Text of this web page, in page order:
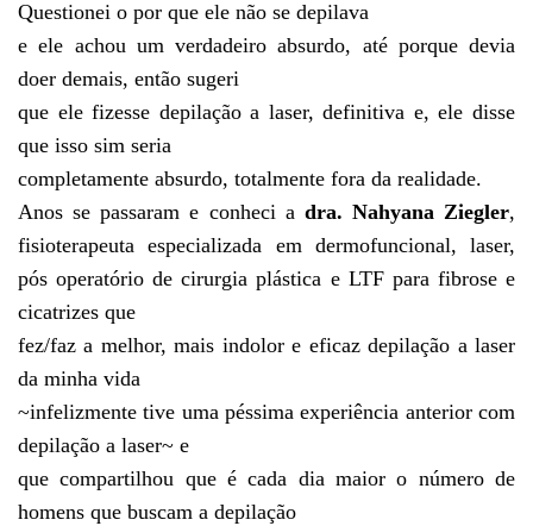
Questionei o por que ele não se depilava
e ele achou um verdadeiro absurdo, até porque devia
doer demais, então sugeri
que ele fizesse depilação a laser, definitiva e, ele disse
que isso sim seria
completamente absurdo, totalmente fora da realidade.
Anos se passaram e conheci a dra. Nahyana Ziegler,
fisioterapeuta especializada em dermofuncional, laser,
pós operatório de cirurgia plástica e LTF para fibrose e
cicatrizes que
fez/faz a melhor, mais indolor e eficaz depilação a laser
da minha vida
~infelizmente tive uma péssima experiência anterior com
depilação a laser~ e
que compartilhou que é cada dia maior o número de
homens que buscam a depilação